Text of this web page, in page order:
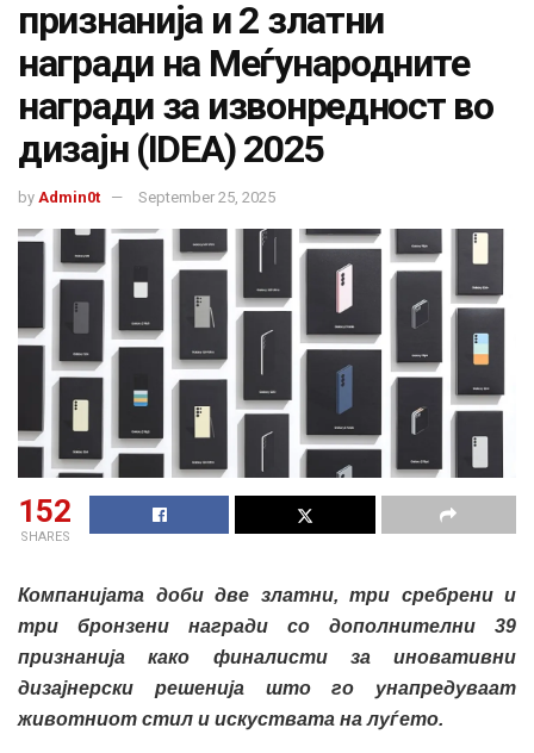
признанија и 2 златни
награди на Меѓународните
награди за извонредност во
дизајн (IDEA) 2025
by Admin0t September 25, 2025
152
SHARES
Компанијата доби две златни, три сребрени и
три бронзени награди со дополнителни 39
признанија како финалисти за иновативни
дизајнерски решенија што го унапредуваат
животниот стил и искуствата на луѓето.